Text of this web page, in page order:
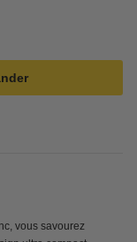
vous savourez